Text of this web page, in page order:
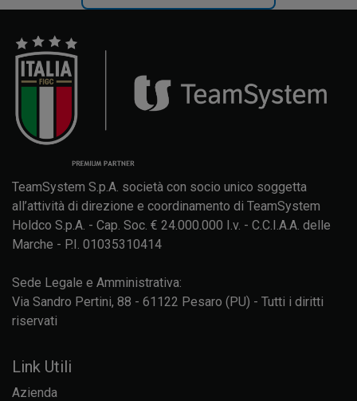
TeamSystem S.p.A. società con socio unico soggetta
all’attività di direzione e coordinamento di TeamSystem
Holdco S.p.A. - Cap. Soc. € 24.000.000 I.v. - C.C.I.A.A. delle
Marche - P.I. 01035310414
Sede Legale e Amministrativa:
Via Sandro Pertini, 88 - 61122 Pesaro (PU) - Tutti i diritti
riservati
Link Utili
Azienda